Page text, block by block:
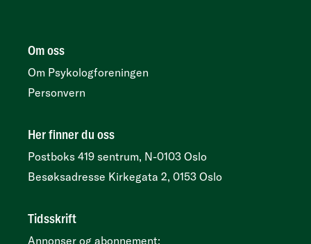
Om oss
Om Psykologforeningen
Personvern
Her finner du oss
Postboks 419 sentrum, N-0103 Oslo
Besøksadresse Kirkegata 2, 0153 Oslo
Tidsskrift
Annonser og abonnement: